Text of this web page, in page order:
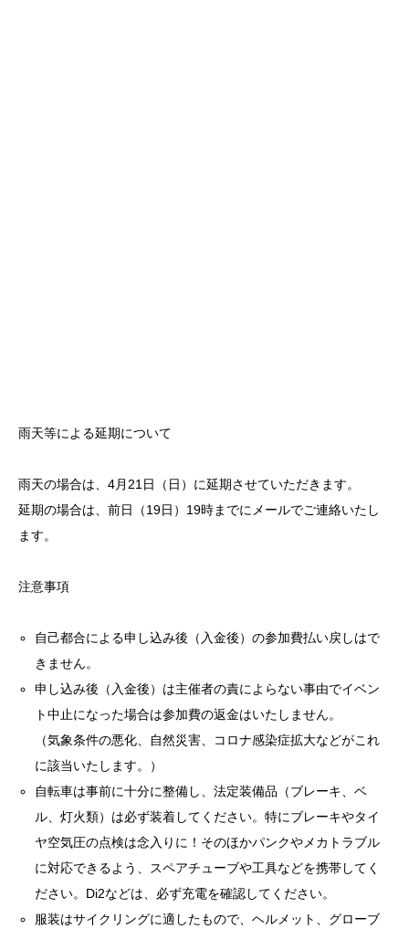
雨天等による延期について
雨天の場合は、4月21日（日）に延期させていただきます。
延期の場合は、前日（19日）19時までにメールでご連絡いたし
ます。
注意事項
自己都合による申し込み後（入金後）の参加費払い戻しはで
きません。
申し込み後（入金後）は主催者の責によらない事由でイベン
ト中止になった場合は参加費の返金はいたしません。
（気象条件の悪化、自然災害、コロナ感染症拡大などがこれ
に該当いたします。）
自転車は事前に十分に整備し、法定装備品（ブレーキ、ベ
ル、灯火類）は必ず装着してください。特にブレーキやタイ
ヤ空気圧の点検は念入りに！そのほかパンクやメカトラブル
に対応できるよう、スペアチューブや工具などを携帯してく
ださい。Di2などは、必ず充電を確認してください。
服装はサイクリングに適したもので、ヘルメット、グローブ